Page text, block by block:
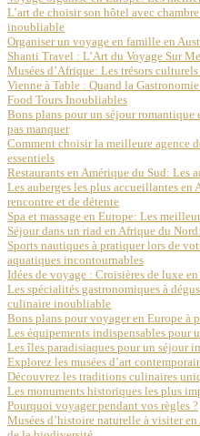
L’art de choisir son hôtel avec
inoubliable
Organiser un voyage en famille en
Shanti Travel : L’Art du Voyage Sur
Musées d’Afrique: Les trésors
Vienne à Table : Quand la
Food Tours Inoubliables
Bons plans pour un séjour
pas manquer
Comment choisir la meilleure agence
essentiels
Restaurants en Amérique du Sud: Les
Les auberges les plus accueillantes en
rencontre et de détente
Spa et massage en Europe: Les
Séjour dans un riad en Afrique du
Sports nautiques à pratiquer lors de
aquatiques incontournables
Idées de voyage : Croisières de luxe
Les spécialités gastronomiques à
culinaire inoubliable
Bons plans pour voyager en Europe à
Les équipements indispensables pour
Les îles paradisiaques pour un séjour
Explorez les musées d’art
Découvrez les traditions culinaires
Les monuments historiques les plus
Pourquoi voyager pendant vos règles ?
Musées d’histoire naturelle à visiter